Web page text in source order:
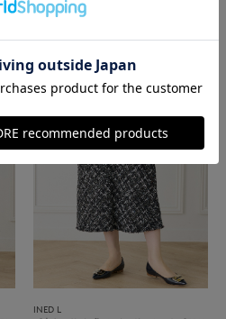
INED L
RNIER/トゥルニエ》
60%
INED L